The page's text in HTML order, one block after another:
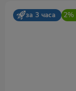
за 3 часа 2%